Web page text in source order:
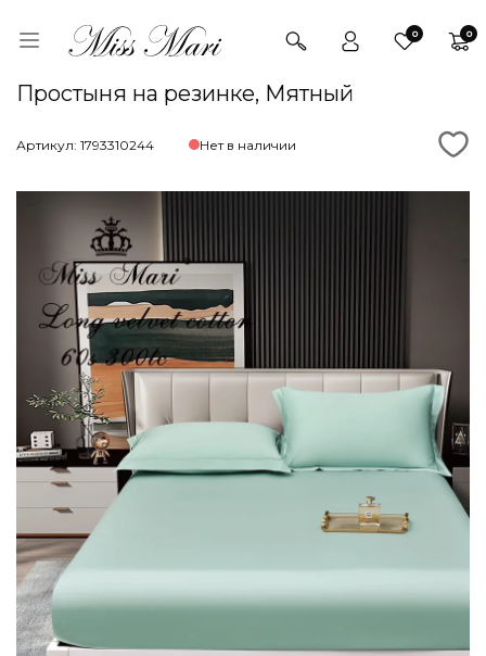
0 0
Простыня на резинке, Мятный
Артикул: 1793310244 Нет в наличии